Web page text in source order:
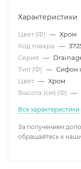
Характеристики
Цвет (Ф) — Хром
Код товара —
Серия —
Тип (Ф) — Сифон
Цвет — Хром
Высота (см) (Ф) —
Все характеристики
За получением
обращайтесь к